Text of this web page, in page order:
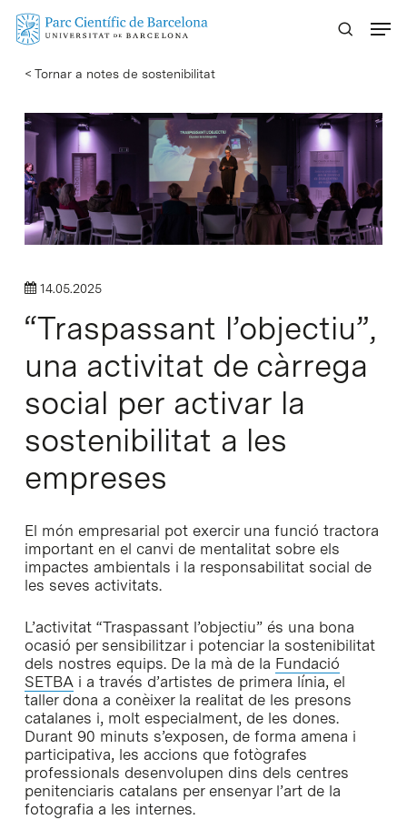
Skip
content
< Tornar a notes de sostenibilitat
14.05.2025
“Traspassant l’objectiu”,
una activitat de càrrega
social per activar la
sostenibilitat a les
empreses
El món empresarial pot exercir una funció tractora
important en el canvi de mentalitat sobre els
impactes ambientals i la responsabilitat social de
les seves activitats.
L’activitat “Traspassant l’objectiu” és una bona
ocasió per sensibilitzar i potenciar la sostenibilitat
dels nostres equips. De la mà de la Fundació
SETBA i a través d’artistes de primera línia, el
taller dona a conèixer la realitat de les presons
catalanes i, molt especialment, de les dones.
Durant 90 minuts s’exposen, de forma amena i
participativa, les accions que fotògrafes
professionals desenvolupen dins dels centres
penitenciaris catalans per ensenyar l’art de la
fotografia a les internes.